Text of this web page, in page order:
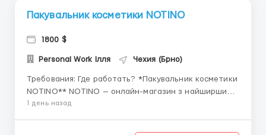
Пакувальник косметики NOTINO
1800 $
Personal Work Ілля Чехия (Брно)
Требования: Где работать? *Пакувальник косметики
NOTINO** NOTINO — онлайн-магазин з найширшим
асортиментом парфумерії та косметики в Європі. 🗂
1 день назад